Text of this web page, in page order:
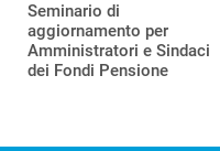
Seminario di
aggiornamento per
Amministratori e Sindaci
dei Fondi Pensione